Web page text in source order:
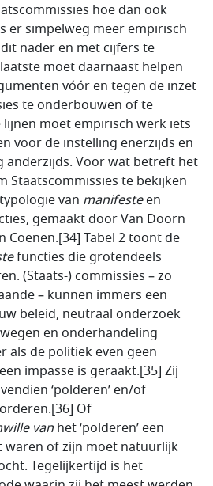
hoe dan ook
er simpelweg meer empirisch
nader en met cijfers te
moet daarnaast helpen
vóór en tegen de inzet
te onderbouwen of te
moet empirisch werk iets
voor de instelling enerzijds en
anderzijds. Voor wat betreft het
Staatscommissies te bekijken
van manifesteen
gemaakt door Van Doorn
Coenen.[34] Tabel 2 toont de
functies die grotendeels
(Staats-) commissies – zo
– kunnen immers een
beleid, neutraal onderzoek
en onderhandeling
als de politiek even geen
impasse is geraakt.[35] Zij
‘polderen’ en/of
Of
van het ‘polderen’ een
of zijn moet natuurlijk
Tegelijkertijd is het